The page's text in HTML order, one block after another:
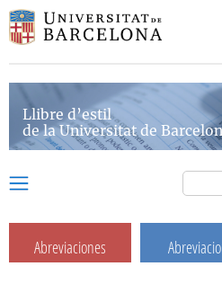
Llibre d’estil
de la Universitat de
Abreviaciones